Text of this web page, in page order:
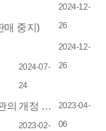
2024-12-
26
매 중지)
2024-12-
26
2024-07-
24
2023-04-
06
외화증권매매거래계좌 설정 약관의 개정 안내
2023-02-